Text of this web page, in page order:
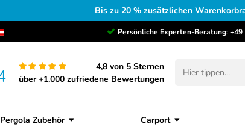
Bis zu 20 % zusätzlichen
Persönliche Experten-Beratung:+49
4,8 von 5 Sternen
über +1.000 zufriedene Bewertungen
Pergola Zubehör Carport